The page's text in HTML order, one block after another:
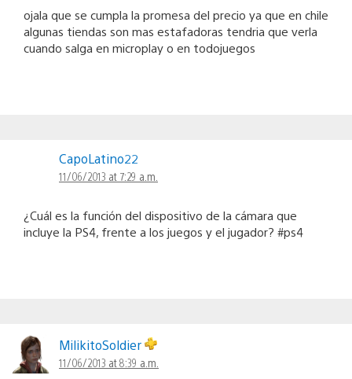
ojala que se cumpla la promesa del precio ya que en chile
algunas tiendas son mas estafadoras tendria que verla
cuando salga en microplay o en todojuegos
CapoLatino22
11/06/2013 at 7:29 a.m.
¿Cuál es la función del dispositivo de la cámara que
incluye la PS4, frente a los juegos y el jugador? #ps4
MilikitoSoldier
11/06/2013 at 8:39 a.m.